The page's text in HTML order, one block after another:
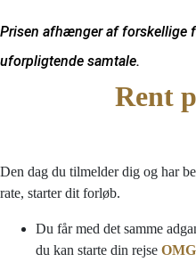
Prisen afhænger af forskellige
uforpligtende samtale.
Rent
Den dag du tilmelder dig og har
rate, starter dit forløb.
Du får med det samme
du kan starte din rejse